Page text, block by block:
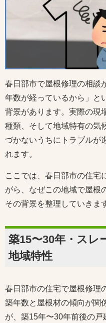
春日部市で屋根修理の相談
年数が経っているから」と
背景があります。実際の現
種類、そして地域特有の気
づかないうちにトラブルが
れます。
ここでは、春日部市の住宅
がら、なぜこの地域で屋根
その背景を整理していきま
築15〜30年・スレ
地域特性
春日部市の住宅で屋根修理
築年数と屋根材の傾向が関
が、築15年〜30年前後の